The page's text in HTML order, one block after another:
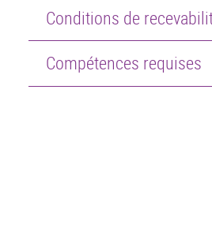
Conditions de
Compétences requises